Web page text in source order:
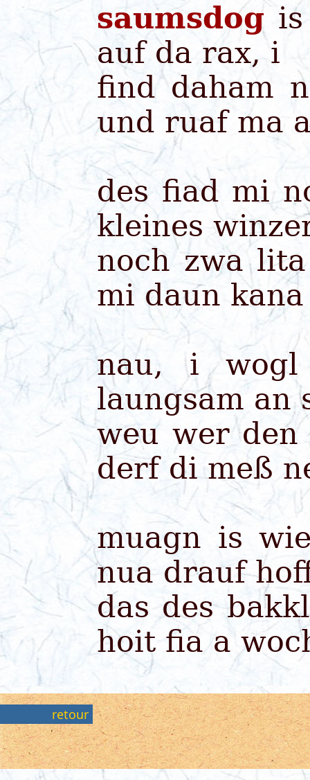
saumsdog
auf da rax, i
find daham
und ruaf ma
des fiad mi
kleines
noch zwa
mi daun
nau, i
laungsam an
weu wer
derf di meß
muagn is
nua drauf
das des
hoit fia a
retour